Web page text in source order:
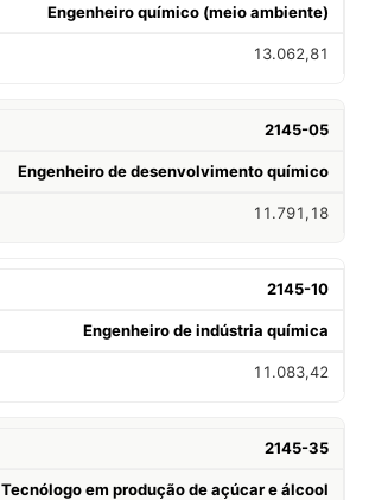
Engenheiro químico (meio ambiente)
13.062,81
2145-05
Engenheiro de desenvolvimento químico
11.791,18
2145-10
Engenheiro de indústria química
11.083,42
2145-35
Tecnólogo em produção de açúcar e álcool